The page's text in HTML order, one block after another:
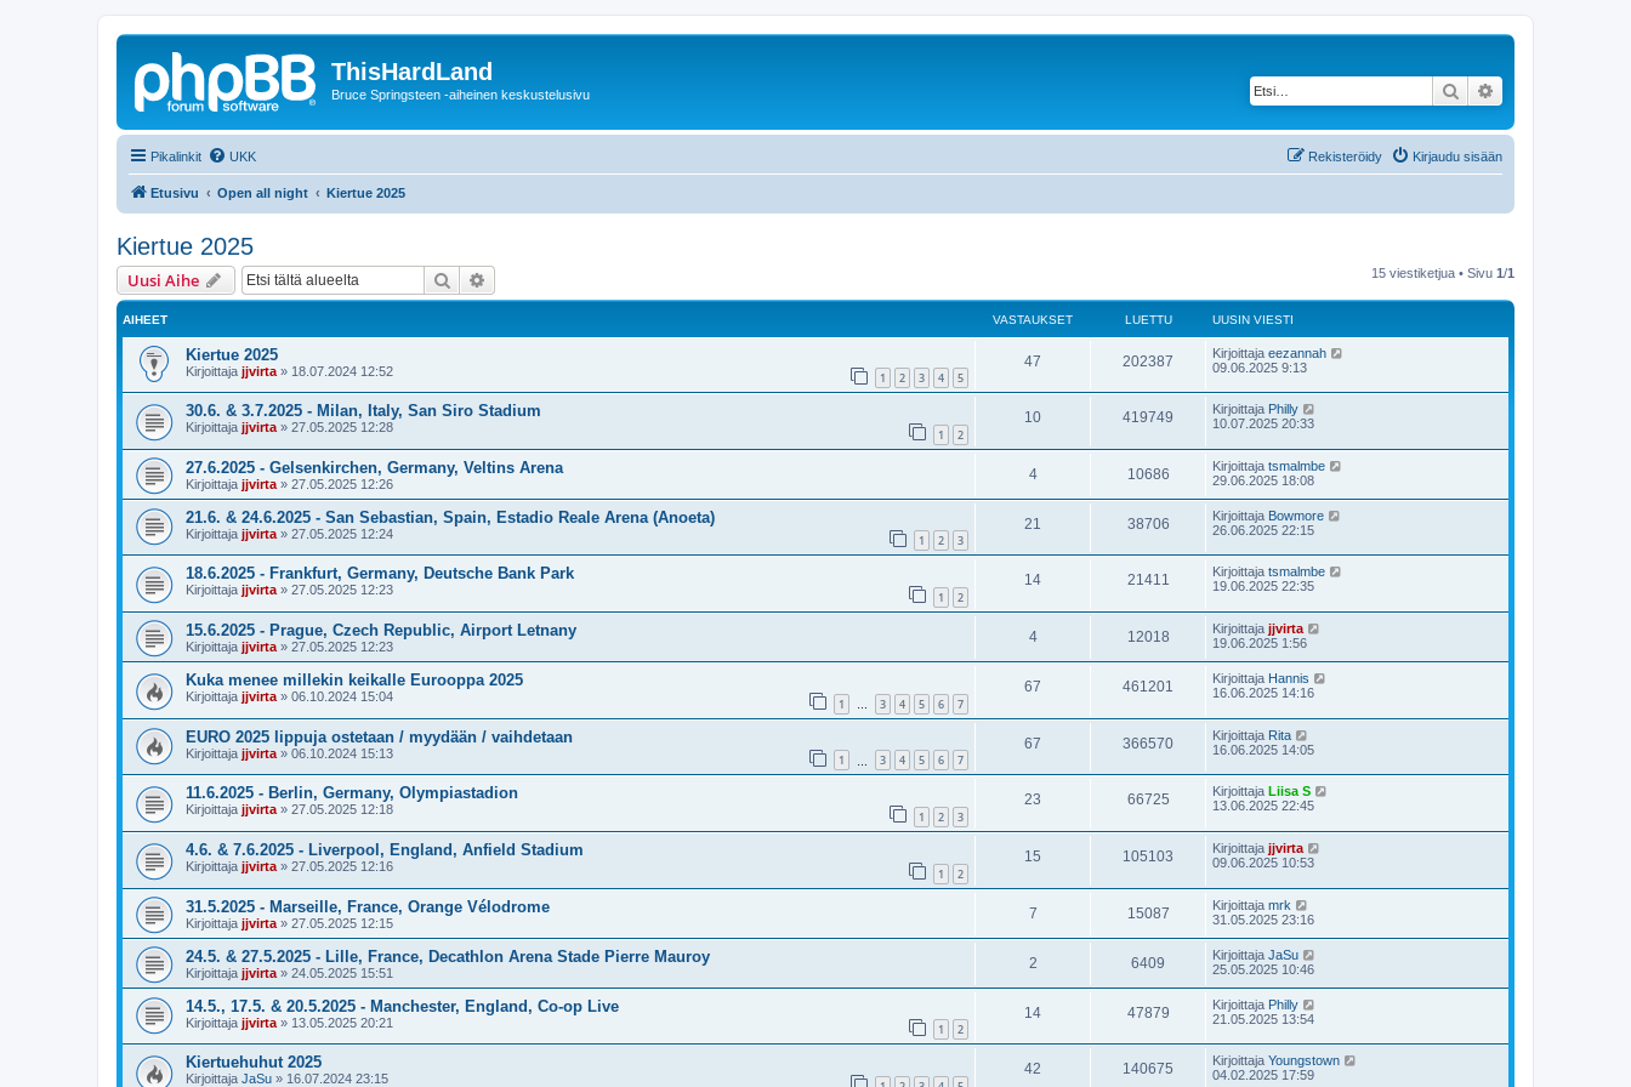
ThisHardLand
Bruce Springsteen -aiheinen keskustelusivu Etsi
Pikalinkit UKK Kirjaudu sisään
Rekisteröidy
Etusivu Open all night Kiertue 2025
Kiertue 2025
Uusi Aihe Etsi 15 viestiketjua • Sivu 1/1
AIHEET VASTAUKSET LUETTU UUSIN VIESTI
Kiertue 2025
Kirjoittaja jjvirta » 18.07.2024 12:52 1 2 3 4 5
47 202387 Kirjoittaja eezannah
09.06.2025 9:13
30.6. & 3.7.2025 - Milan, Italy, San Siro Stadium
Kirjoittaja jjvirta » 27.05.2025 12:28 1 2
10 419749 Kirjoittaja Philly
10.07.2025 20:33
27.6.2025 - Gelsenkirchen, Germany, Veltins Arena
Kirjoittaja jjvirta » 27.05.2025 12:26
4 10686 Kirjoittaja tsmalmbe
29.06.2025 18:08
21.6. & 24.6.2025 - San Sebastian, Spain, Estadio Reale Arena (Anoeta)
Kirjoittaja jjvirta » 27.05.2025 12:24 1 2 3
21 38706 Kirjoittaja Bowmore
26.06.2025 22:15
18.6.2025 - Frankfurt, Germany, Deutsche Bank Park
Kirjoittaja jjvirta» 27.05.2025 12:23 1 2
14 21411 Kirjoittaja tsmalmbe
19.06.2025 22:35
15.6.2025 - Prague, Czech Republic, Airport Letnany
Kirjoittaja jjvirta » 27.05.2025 12:23
4 12018 Kirjoittaja jjvirta
19.06.2025 1:56
Kuka menee millekin keikalle Eurooppa 2025
Kirjoittaja jjvirta » 06.10.2024 15:04 1 … 3 4 5 6 7
67 461201 Kirjoittaja Hannis
16.06.2025 14:16
EURO 2025 lippuja ostetaan / myydään / vaihdetaan
Kirjoittaja jjvirta » 06.10.2024 15:13 1 3 4 5 6 7
67 366570 Kirjoittaja Rita
16.06.2025 14:05
11.6.2025 - Berlin, Germany, Olympiastadion
Kirjoittaja jjvirta » 27.05.2025 12:18 1 2 3
23 66725 Kirjoittaja Liisa S
13.06.2025 22:45
4.6. & 7.6.2025 - Liverpool, England, Anfield Stadium
Kirjoittaja jjvirta » 27.05.2025 12:16 1 2
15 105103 Kirjoittaja jjvirta
09.06.2025 10:53
31.5.2025 - Marseille, France, Orange Vélodrome
Kirjoittaja jjvirta » 27.05.2025 12:15
7 15087 Kirjoittaja mrk
31.05.2025 23:16
24.5. & 27.5.2025 - Lille, France, Decathlon Arena Stade Pierre Mauroy
Kirjoittaja jjvirta » 24.05.2025 15:51
2 6409 Kirjoittaja JaSu
25.05.2025 10:46
14.5., 17.5. & 20.5.2025 - Manchester, England, Co-op Live
Kirjoittaja jjvirta » 13.05.2025 20:21 1 2
14 47879 Kirjoittaja Philly
21.05.2025 13:54
Kiertuehuhut 2025
Kirjoittaja JaSu » 16.07.2024 23:15
42 140675 Kirjoittaja Youngstown
04.02.2025 17:59